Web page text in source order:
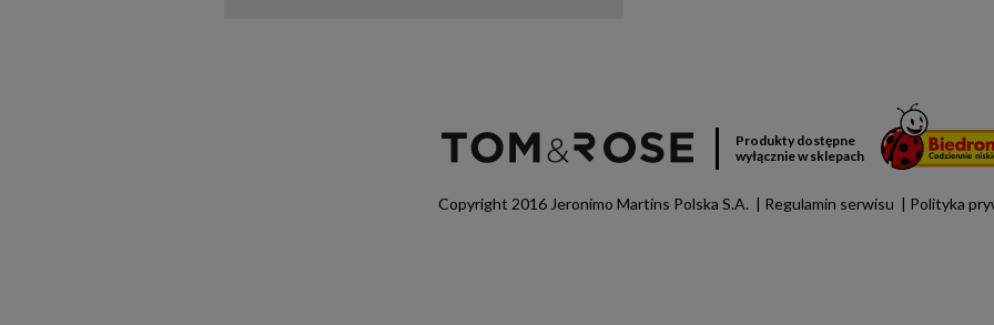
Produkty dostępne
wyłącznie w sklepach
Copyright 2016 Jeronimo Martins Polska S.A. Regulamin serwisu Polityka